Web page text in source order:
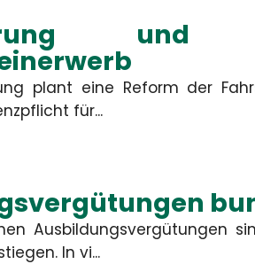
und
plant eine Reform der
für...
Ausbildungsvergütungen
In vi...
Ihren individuellen privaten